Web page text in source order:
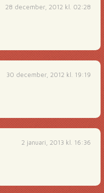
28 december, 2012 kl. 02:28
30 december, 2012 kl. 19:19
2 januari, 2013 kl. 16:36